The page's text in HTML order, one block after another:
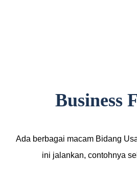
Business
Ada berbagai macam Bidang
ini jalankan, contohnya